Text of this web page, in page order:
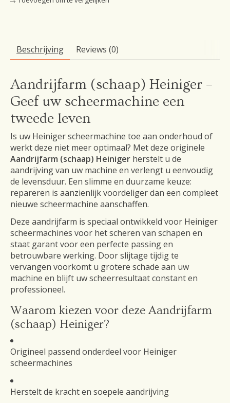
Beschrijving Reviews (0)
Aandrijfarm (schaap) Heiniger –
Geef uw scheermachine een
tweede leven
Is uw Heiniger scheermachine toe aan onderhoud of
werkt deze niet meer optimaal? Met deze originele
Aandrijfarm (schaap) Heiniger herstelt u de
aandrijving van uw machine en verlengt u eenvoudig
de levensduur. Een slimme en duurzame keuze:
repareren is aanzienlijk voordeliger dan een compleet
nieuwe scheermachine aanschaffen.
Deze aandrijfarm is speciaal ontwikkeld voor Heiniger
scheermachines voor het scheren van schapen en
staat garant voor een perfecte passing en
betrouwbare werking. Door slijtage tijdig te
vervangen voorkomt u grotere schade aan uw
machine en blijft uw scheerresultaat constant en
professioneel.
Waarom kiezen voor deze Aandrijfarm
(schaap) Heiniger?
Origineel passend onderdeel voor Heiniger
scheermachines
Herstelt de kracht en soepele aandrijving